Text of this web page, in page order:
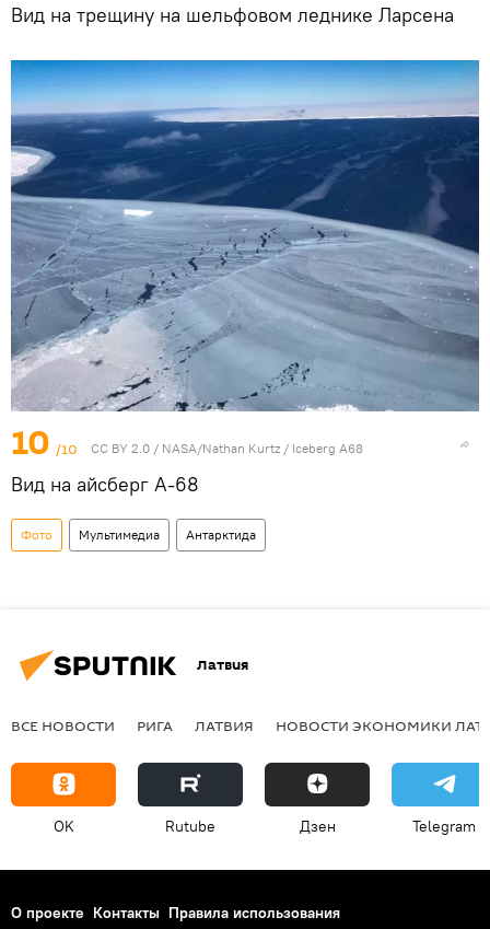
Вид на трещину на шельфовом леднике Ларсена
10 /10 CC BY 2.0 / NASA/Nathan Kurtz / Iceberg A68
Вид на айсберг А-68
Фото Мультимедиа Антарктида
Латвия
ВСЕ НОВОСТИ РИГА ЛАТВИЯ НОВОСТИ ЭКОНОМИКИ
OK Rutube Дзен Telegram
О проекте Контакты Правила использования